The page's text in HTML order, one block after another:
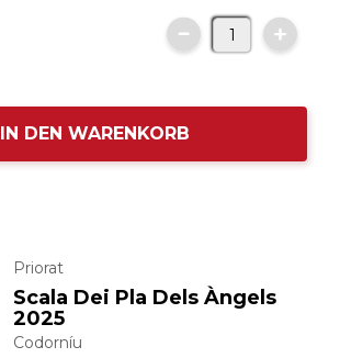
IN DEN WARENKORB
Priorat
Scala Dei Pla Dels Àngels
2025
Codorníu